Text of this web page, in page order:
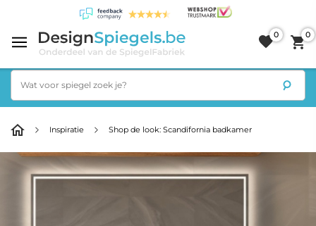
0 0
Inspiratie Shop de look: Scandifornia badkamer